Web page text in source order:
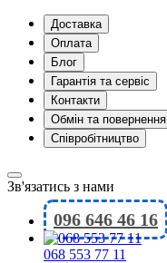
Доставка
Оплата
Блог
Гарантія та сервіс
Контакти
Обмін та повернення
Співробітництво
Зв'язатись з нами
096 646 46 16
068 553 77 11